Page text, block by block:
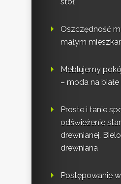
Oszczędność
małym
Meblujemy
– moda na
Proste i tanie
odświeżenie
drewnianej.
drewniana
Postępowanie